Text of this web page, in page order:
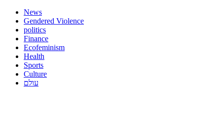
News
Gendered Violence
politics
Finance
Ecofeminism
Health
Sports
Culture
עולם